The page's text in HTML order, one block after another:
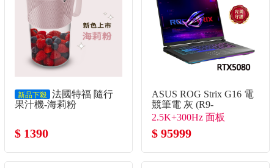
新品下殺 法國特福 隨行
果汁機-海莉粉
$ 1390
ASUS ROG Strix G16 電
競筆電 灰 (R9-
8940HX/16G/1TB
SSD/GeForce RTX5080)
2.5K+300Hz 面板
$ 95999